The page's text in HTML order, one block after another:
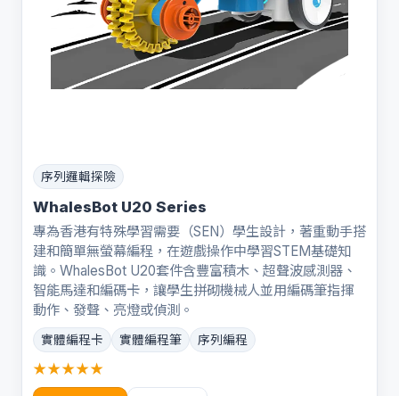
序列邏輯探險
WhalesBot U20 Series
專為香港有特殊學習需要（SEN）學生設計，著重動手搭
建和簡單無螢幕編程，在遊戲操作中學習STEM基礎知
識。WhalesBot U20套件含豐富積木、超聲波感測器、
智能馬達和編碼卡，讓學生拼砌機械人並用編碼筆指揮
動作、發聲、亮燈或偵測。
實體編程卡 實體編程筆 序列編程
★★★★★